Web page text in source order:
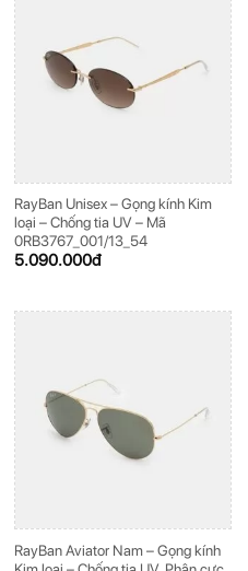
RayBan Unisex – Gọng kính Kim
loại – Chống tia UV – Mã
0RB3767_001/13_54
5.090.000đ
RayBan Aviator Nam – Gọng kính